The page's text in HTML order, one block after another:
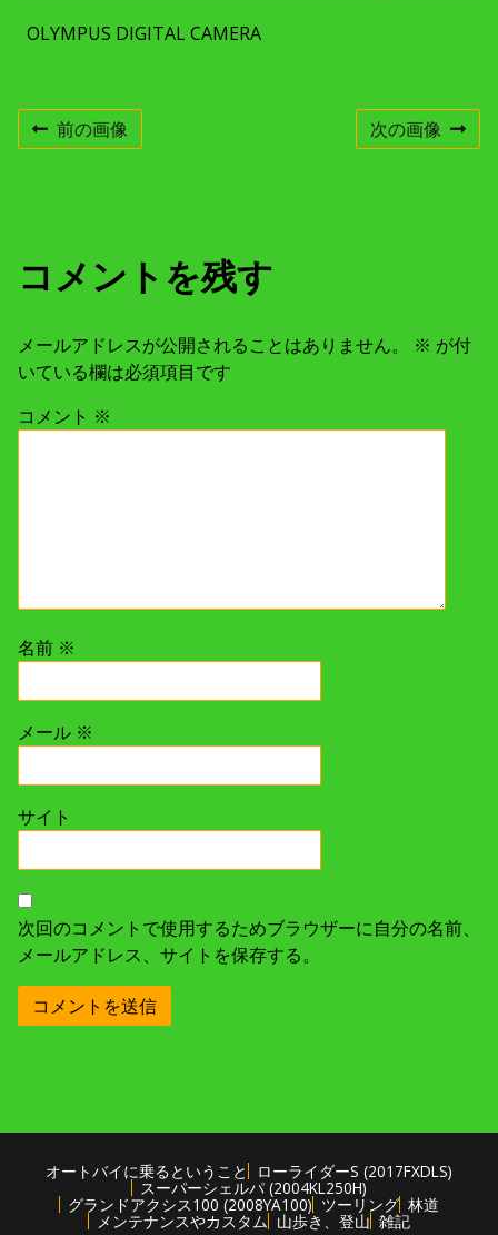
OLYMPUS DIGITAL CAMERA
前の画像 次の画像
コメントを残す
メールアドレスが公開されることはありません。 ※ が付
いている欄は必須項目です
コメント ※
名前 ※
メール ※
サイト
次回のコメントで使用するためブラウザーに自分の名前、
メールアドレス、サイトを保存する。
オートバイに乗るということ ローライダーS (2017FXDLS)
スーパーシェルパ (2004KL250H)
グランドアクシス100 (2008YA100) ツーリング 林道
メンテナンスやカスタム 山歩き、登山 雑記